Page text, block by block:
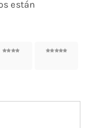
están
4 de 5
5 de 5